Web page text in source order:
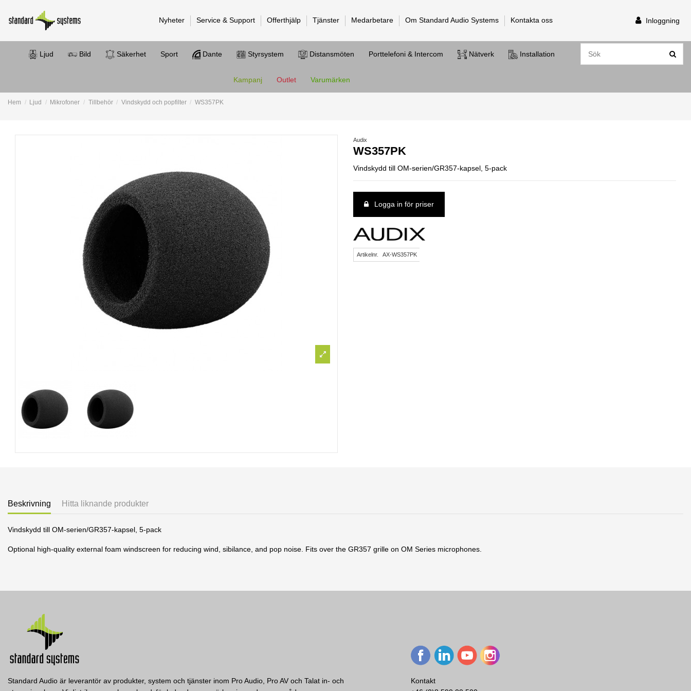
Nyheter Service & Support Offerthjälp Tjänster Medarbetare Om Standard Audio Systems Kontakta oss Inloggning
Ljud Bild Säkerhet Sport Dante Styrsystem Distansmöten Porttelefoni & Intercom Nätverk Installation
Kampanj Outlet Varumärken
Hem Ljud Mikrofoner Tillbehör Vindskydd och popfilter WS357PK
Audix
WS357PK
Vindskydd till OM-serien/GR357-kapsel, 5-pack
Logga in för priser
Artikelnr. AX-WS357PK
Beskrivning Hitta liknande produkter
Vindskydd till OM-serien/GR357-kapsel, 5-pack
Optional high-quality external foam windscreen for reducing wind, sibilance, and pop noise. Fits over the GR357 grille on OM Series microphones.
Standard Audio är leverantör av produkter, system och tjänster inom Pro Audio, Pro AV och Talat in- och
Kontakt